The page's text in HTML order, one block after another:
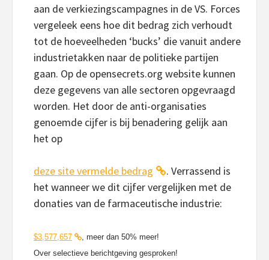
aan de verkiezingscampagnes in de VS. Forces
vergeleek eens hoe dit bedrag zich verhoudt
tot de hoeveelheden ‘bucks’ die vanuit andere
industrietakken naar de politieke partijen
gaan. Op de opensecrets.org website kunnen
deze gegevens van alle sectoren opgevraagd
worden. Het door de anti-organisaties
genoemde cijfer is bij benadering gelijk aan
het op
deze site vermelde bedrag
. Verrassend is
het wanneer we dit cijfer vergelijken met de
donaties van de farmaceutische industrie:
$3,577,657
, meer dan 50% meer!
Over selectieve berichtgeving gesproken!